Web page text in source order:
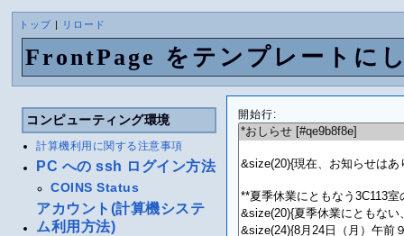
トップ リロード
FrontPage をテンプレートに
コンピューティング環境
計算機利用に関する注意事項
PC への ssh ログイン方法
COINS Status
アカウント(計算機システ
ム利用方法)
開始行: